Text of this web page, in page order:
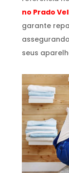
no Prado
garante
seus